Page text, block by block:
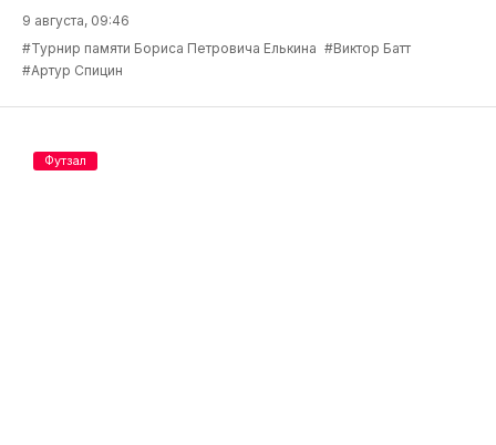
9 августа, 09:46
#Турнир памяти Бориса Петровича Елькина #Виктор Батт
#Артур Спицин
Футзал